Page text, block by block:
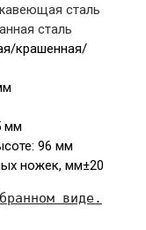
сталь
сталь
крашенная/
мм
96 мм
ножек, мм±20
виде.